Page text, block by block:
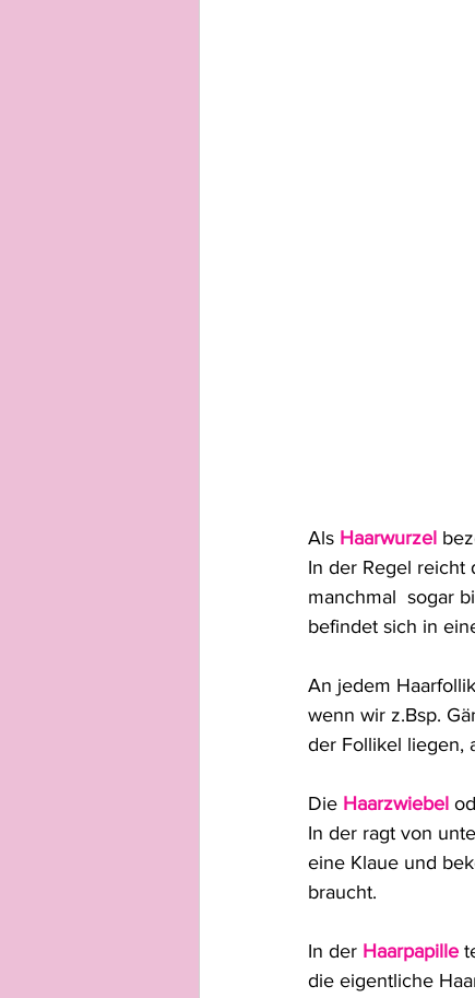
Als Haarwurzel
In der Regel reicht
manchmal  sogar
befindet sich in
An jedem
wenn wir z.Bsp.
der Follikel liegen,
Die Haarzwiebel
In der ragt von
eine Klaue und
braucht.
In der Haarpapille
die eigentliche